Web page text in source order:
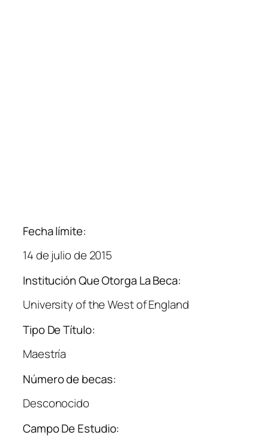
Fecha límite:
14 de julio de 2015
Institución Que Otorga La Beca:
University of the West of England
Tipo De Título:
Maestría
Número de becas:
Desconocido
Campo De Estudio: